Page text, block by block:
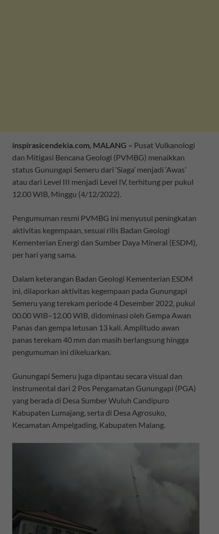
inspirasicendekia.com, MALANG – Pusat Vulkanologi
dan Mitigasi Bencana Geologi (PVMBG) menaikkan
status Gunungapi Semeru dari ‘Siaga’ menjadi ‘Awas’
atau dari Level III menjadi Level IV, terhitung per pukul
12.00 WIB, Minggu (4/12/2022).
Pengumuman resmi PVMBG ini menyusul peningkatan
aktivitas kegempaan, sesuai rilis Badan Geologi
Kementerian Energi dan Sumber Daya Mineral (ESDM),
per hari yang sama.
Dalam keterangan Badan Geologi Kementerian ESDM
ini, dilaporkan aktivitas kegempaan pada Gunungapi
Semeru yang terekam periode 4 Desember 2022, pukul
00.00 WIB–12.00 WIB, didominasi oleh Gempa Awan
Panas dan gempa letusan 13 kali. Amplitudo awan
panas terekam 40 mm dan masih berlangsung hingga
pengumuman ini dikeluarkan.
Gunungapi Semeru juga dipantau secara visual dan
instrumental dari 2 Pos Pengamatan Gunungapi (PGA)
yang berada di Desa Sumber Wuluh Candipuro
Kabupaten Lumajang, serta di Desa Agrosuko,
Kecamatan Ampelgading, Kabupaten Malang.